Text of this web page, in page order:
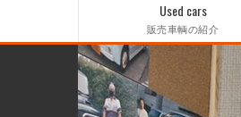
Used cars
販売車輌の紹介